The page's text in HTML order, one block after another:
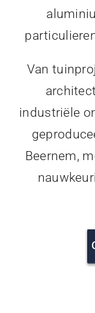
Van
industriële
Beernem,